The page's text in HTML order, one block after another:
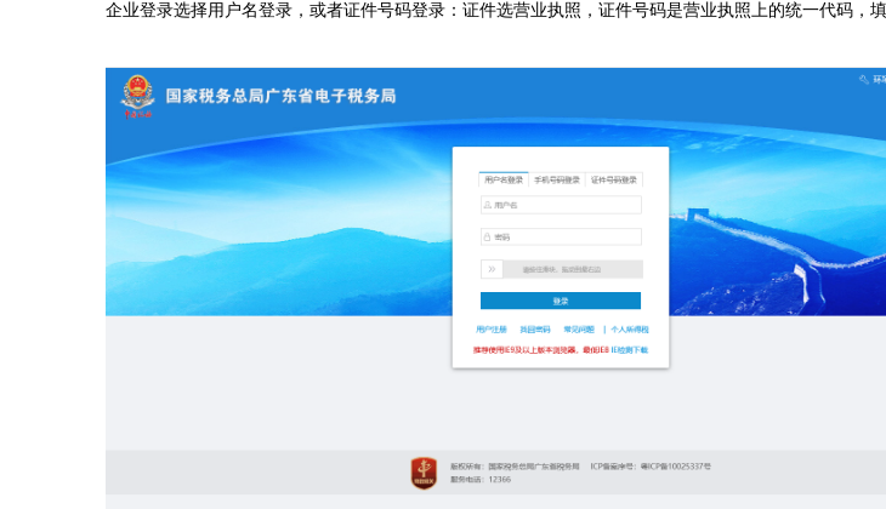
企业登录选择用户名登录，或者证件号码登录：证件选营业执照，证件号码是营业执照上的统一代码，填